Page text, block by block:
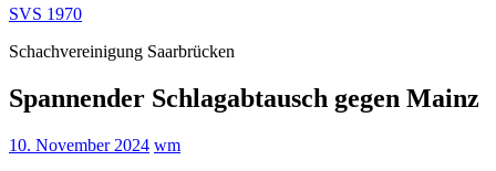
SVS 1970
Schachvereinigung Saarbrücken
Spannender Schlagabtausch gegen Mainz
10. November 2024 wm